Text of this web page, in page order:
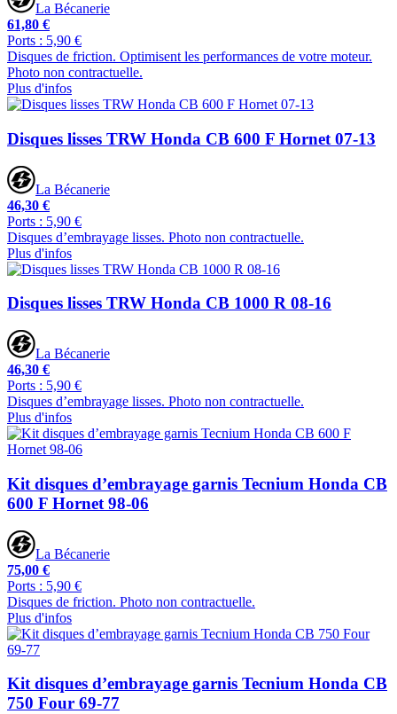
La Bécanerie
61,80 €
Ports : 5,90 €
Disques de friction. Optimisent les performances de votre moteur.
Photo non contractuelle.
Plus d'infos
Disques lisses TRW Honda CB 600 F Hornet 07-13
La Bécanerie
46,30 €
Ports : 5,90 €
Disques d’embrayage lisses. Photo non contractuelle.
Plus d'infos
Disques lisses TRW Honda CB 1000 R 08-16
La Bécanerie
46,30 €
Ports : 5,90 €
Disques d’embrayage lisses. Photo non contractuelle.
Plus d'infos
Kit disques d’embrayage garnis Tecnium Honda CB
600 F Hornet 98-06
La Bécanerie
75,00 €
Ports : 5,90 €
Disques de friction. Photo non contractuelle.
Plus d'infos
Kit disques d’embrayage garnis Tecnium Honda CB
750 Four 69-77